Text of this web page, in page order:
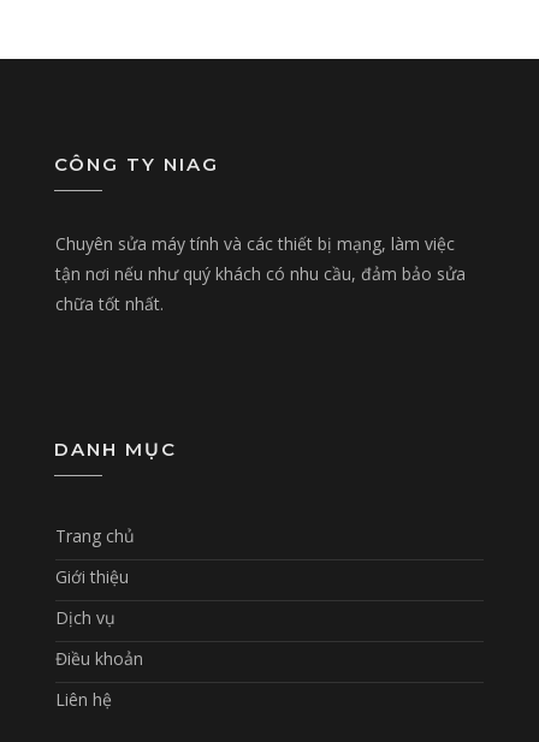
CÔNG TY NIAG
Chuyên sửa máy tính và các thiết bị mạng, làm việc
tận nơi nếu như quý khách có nhu cầu, đảm bảo sửa
chữa tốt nhất.
DANH MỤC
Trang chủ
Giới thiệu
Dịch vụ
Điều khoản
Liên hệ